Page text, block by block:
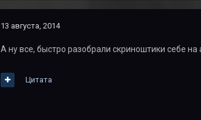
13 августа, 2014
А ну все, быстро разобрали скриноштики себе
Цитата